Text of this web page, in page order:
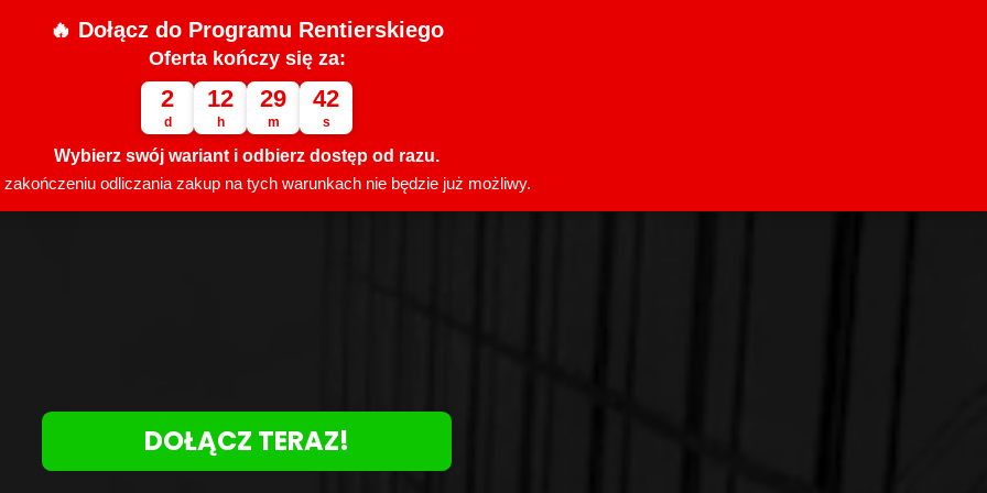
🔥 Dołącz do Programu Rentierskiego
Oferta kończy się za:
2
d
12
h
29
m
39
s
Wybierz swój wariant i odbierz dostęp od razu.
zakończeniu odliczania zakup na tych warunkach nie będzie już możliwy.
DOŁĄCZ TERAZ!